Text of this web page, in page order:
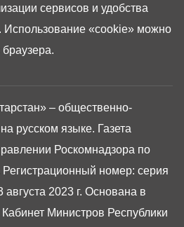
– общественно-
русском языке. Газета
Роскомнадзора по
Регистрационный номер: серия
2023 г. Основана в
Министров Республики
сервисов и удобства
Использование «cookie» можно